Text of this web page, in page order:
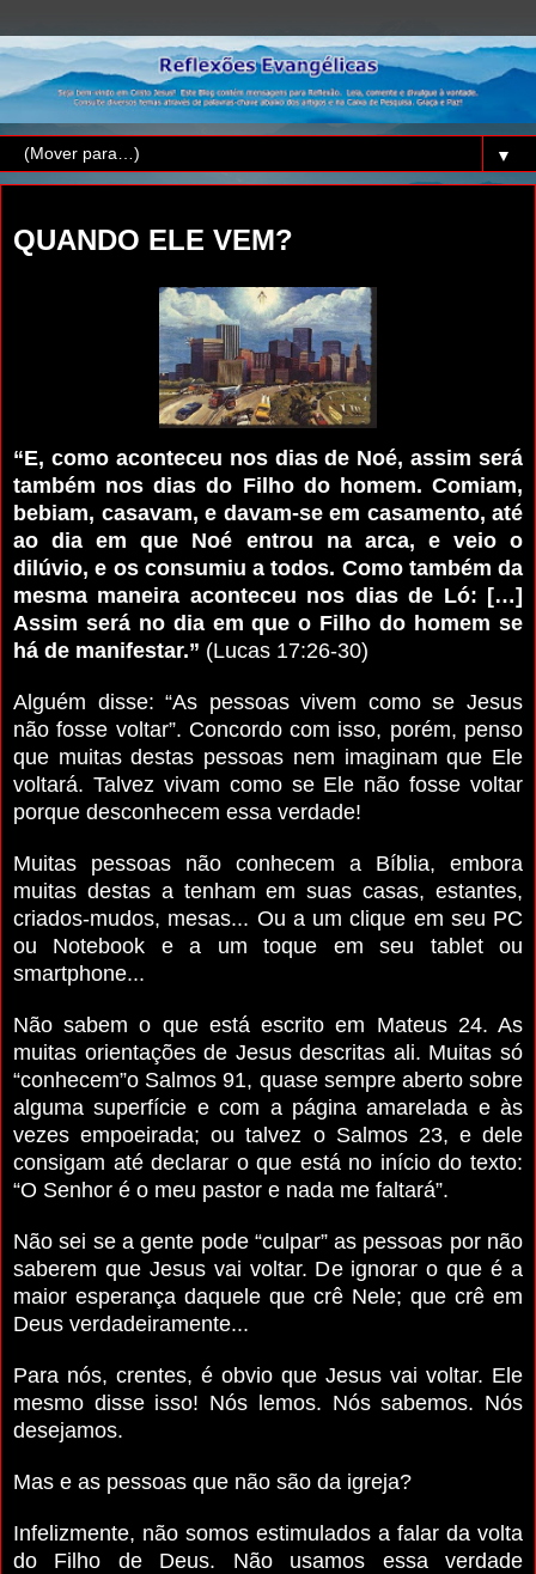
▼
QUANDO ELE VEM?
“E, como aconteceu nos dias de Noé, assim será
também nos dias do Filho do homem. Comiam,
bebiam, casavam, e davam-se em casamento, até
ao dia em que Noé entrou na arca, e veio o
dilúvio, e os consumiu a todos. Como também da
mesma maneira aconteceu nos dias de Ló: […]
Assim será no dia em que o Filho do homem se
há de manifestar.” (Lucas 17:26-30)
Alguém disse: “As pessoas vivem como se Jesus
não fosse voltar”. Concordo com isso, porém, penso
que muitas destas pessoas nem imaginam que Ele
voltará. Talvez vivam como se Ele não fosse voltar
porque desconhecem essa verdade!
Muitas pessoas não conhecem a Bíblia, embora
muitas destas a tenham em suas casas, estantes,
criados-mudos, mesas... Ou a um clique em seu PC
ou Notebook e a um toque em seu tablet ou
smartphone...
Não sabem o que está escrito em Mateus 24. As
muitas orientações de Jesus descritas ali. Muitas só
“conhecem”o Salmos 91, quase sempre aberto sobre
alguma superfície e com a página amarelada e às
vezes empoeirada; ou talvez o Salmos 23, e dele
consigam até declarar o que está no início do texto:
“O Senhor é o meu pastor e nada me faltará”.
Não sei se a gente pode “culpar” as pessoas por não
saberem que Jesus vai voltar. De ignorar o que é a
maior esperança daquele que crê Nele; que crê em
Deus verdadeiramente...
Para nós, crentes, é obvio que Jesus vai voltar. Ele
mesmo disse isso! Nós lemos. Nós sabemos. Nós
desejamos.
Mas e as pessoas que não são da igreja?
Infelizmente, não somos estimulados a falar da volta
do Filho de Deus. Não usamos essa verdade